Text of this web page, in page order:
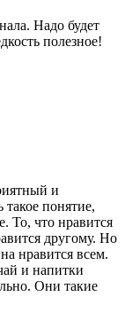
Надо будет
полезное!
и
такое понятие,
То, что нравится
другому. Но
нравится всем.
и напитки
Они такие